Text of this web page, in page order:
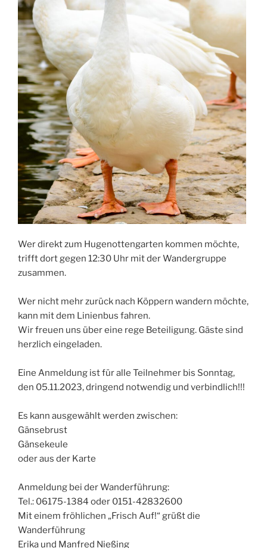
Wer direkt zum Hugenottengarten kommen möchte,
trifft dort gegen 12:30 Uhr mit der Wandergruppe
zusammen.
Wer nicht mehr zurück nach Köppern wandern möchte,
kann mit dem Linienbus fahren.
Wir freuen uns über eine rege Beteiligung. Gäste sind
herzlich eingeladen.
Eine Anmeldung ist für alle Teilnehmer bis Sonntag,
den 05.11.2023, dringend notwendig und verbindlich!!!
Es kann ausgewählt werden zwischen:
Gänsebrust
Gänsekeule
oder aus der Karte
Anmeldung bei der Wanderführung:
Tel.: 06175-1384 oder 0151-42832600
Mit einem fröhlichen „Frisch Auf!“ grüßt die
Wanderführung
Erika und Manfred Nießing